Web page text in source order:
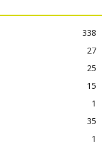
338
27
25
15
1
35
1